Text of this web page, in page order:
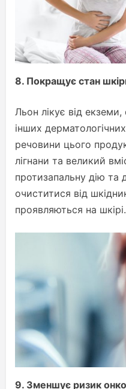
8. Покращує стан
Льон лікує від
інших
речовини цього
лігнани та великий
протизапальну дію та
очиститися від
проявляються на шкірі.
9. Зменшує ризик